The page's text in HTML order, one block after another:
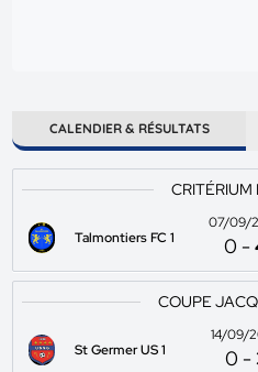
CALENDIER & RÉSULTATS
CRITÉRIUM
Talmontiers FC 1
07/09/
0 -
COUPE
St Germer US 1
14/09/
0 -